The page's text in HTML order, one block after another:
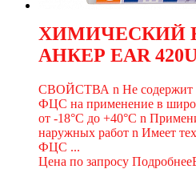
ХИМИЧЕСКИЙ
АНКЕР EAR
СВОЙСТВА n Не содержит
ФЦС на применение в
от -18°С до +40°С n
наружных работ n Имеет
ФЦС ...
Цена по запросу Подробнее